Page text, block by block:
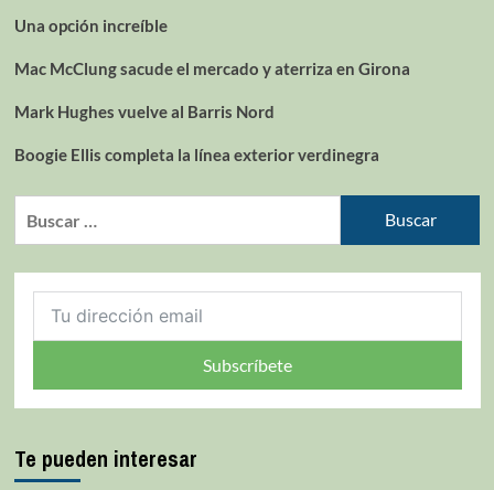
Una opción increíble
Mac McClung sacude el mercado y aterriza en Girona
Mark Hughes vuelve al Barris Nord
Boogie Ellis completa la línea exterior verdinegra
Subscríbete
Te pueden interesar